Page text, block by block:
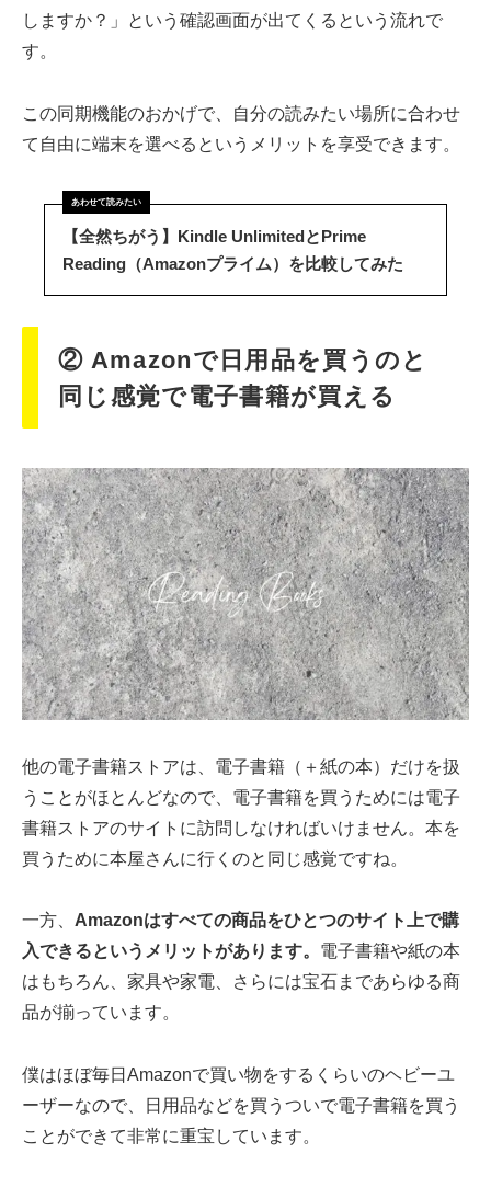
しますか？」という確認画面が出てくるという流れで
す。
この同期機能のおかげで、自分の読みたい場所に合わせ
て自由に端末を選べるというメリットを享受できます。
【全然ちがう】Kindle UnlimitedとPrime
Reading（Amazonプライム）を比較してみた
② Amazonで日用品を買うのと
同じ感覚で電子書籍が買える
他の電子書籍ストアは、電子書籍（＋紙の本）だけを扱
うことがほとんどなので、電子書籍を買うためには電子
書籍ストアのサイトに訪問しなければいけません。本を
買うために本屋さんに行くのと同じ感覚ですね。
一方、 Amazonはすべての商品をひとつのサイト上で購
入できるというメリットがあります。 電子書籍や紙の本
はもちろん、家具や家電、さらには宝石まであらゆる商
品が揃っています。
僕はほぼ毎日Amazonで買い物をするくらいのヘビーユ
ーザーなので、日用品などを買うついで電子書籍を買う
ことができて非常に重宝しています。